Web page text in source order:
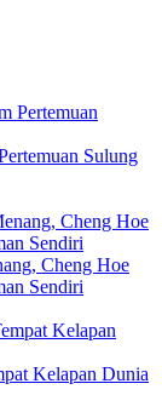
Sulung
Cheng Hoe
Sendiri
Kelapan Dunia